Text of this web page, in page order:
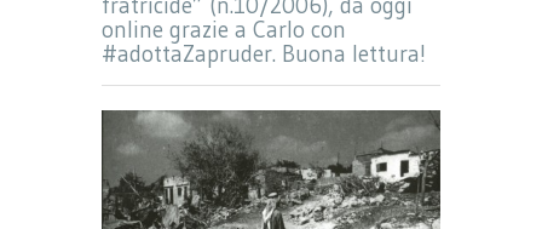
online grazie a Carlo con
#adottaZapruder. Buona lettura!